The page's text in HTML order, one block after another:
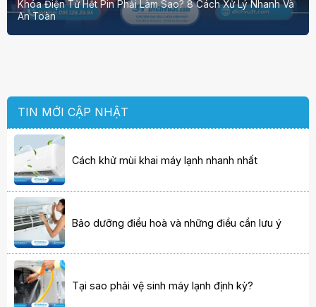
Khóa Điện Tử Hết Pin Phải Làm Sao? 8 Cách Xử Lý Nhanh Và
An Toàn
TIN MỚI CẬP NHẬT
Cách khử mùi khai máy lạnh nhanh nhất
Bảo dưỡng điều hoà và những điều cần lưu ý
Tại sao phải vệ sinh máy lạnh định kỳ?